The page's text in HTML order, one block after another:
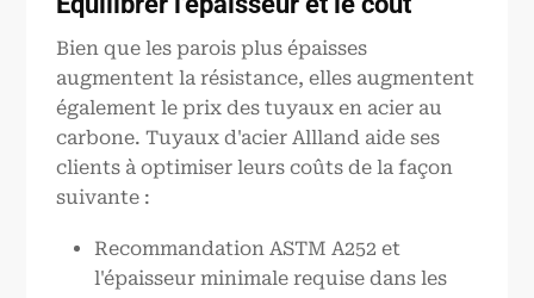
Bien que les parois plus épaisses
augmentent la résistance, elles augmentent
également le prix des tuyaux en acier au
carbone. Tuyaux d'acier Allland aide ses
clients à optimiser leurs coûts de la façon
suivante :
Recommandation ASTM A252 et
l'épaisseur minimale requise dans les